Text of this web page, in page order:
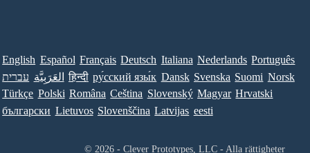
English Español Français Deutsch Italiana Nederlands Português
עברית العَرَبِيَّة हिन्दी ру́сский язы́к Dansk Svenska Suomi Norsk
Türkçe Polski Româna Ceština Slovenský Magyar Hrvatski
български Lietuvos Slovenščina Latvijas eesti
© 2026 - Clever Prototypes, LLC - Alla rättigheter